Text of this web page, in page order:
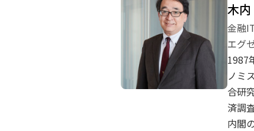
木
金融
エグ
1987
ノミ
合研
済調
内閣